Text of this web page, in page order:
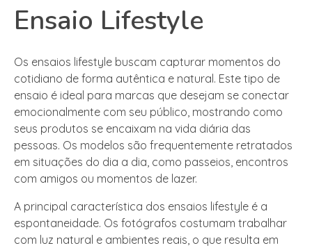
Ensaio Lifestyle
Os ensaios lifestyle buscam capturar momentos do
cotidiano de forma autêntica e natural. Este tipo de
ensaio é ideal para marcas que desejam se conectar
emocionalmente com seu público, mostrando como
seus produtos se encaixam na vida diária das
pessoas. Os modelos são frequentemente retratados
em situações do dia a dia, como passeios, encontros
com amigos ou momentos de lazer.
A principal característica dos ensaios lifestyle é a
espontaneidade. Os fotógrafos costumam trabalhar
com luz natural e ambientes reais, o que resulta em